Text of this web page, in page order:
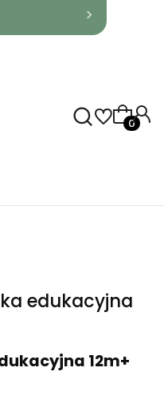
edukacyjna
12m+